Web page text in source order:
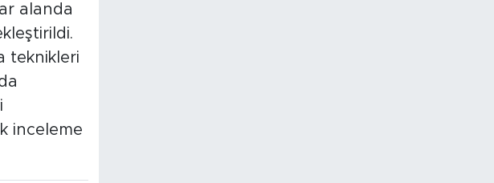
alanda
teknikleri
inceleme